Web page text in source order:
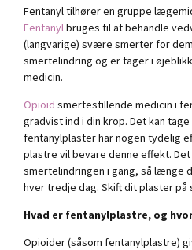
Fentanyl tilhører en gruppe
Fentanylbruges til at behandle
(langvarige) svære smerter for
smertelindring og er tager i
medicin.
Opioid smertestillende medicin i
gradvist ind i din krop. Det kan
fentanylplaster har nogen tydelig
plastre vil bevare denne effekt.
smertelindringen i gang, så længe
hver tredje dag. Skift dit plaster på
Hvad er fentanylplastre, og
Opioider (såsom fentanylplastre)